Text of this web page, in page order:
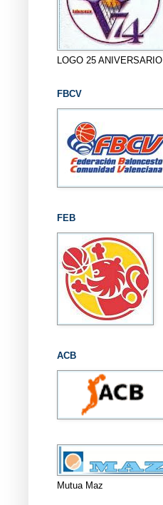
LOGO 25 ANIVERSARIO
FBCV
FEB
ACB
Mutua Maz